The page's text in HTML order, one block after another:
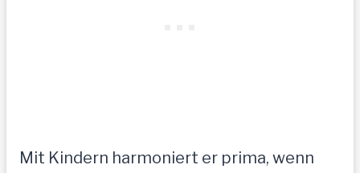
Mit Kindern harmoniert er prima, wenn